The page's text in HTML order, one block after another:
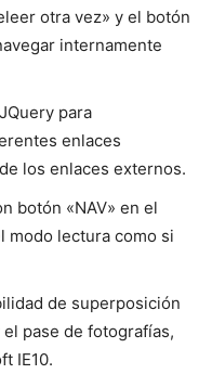
otra vez» y el botón
internamente
para
enlaces
los enlaces externos.
botón «NAV» en el
modo lectura como si
de superposición
pase de fotografías,
IE10.